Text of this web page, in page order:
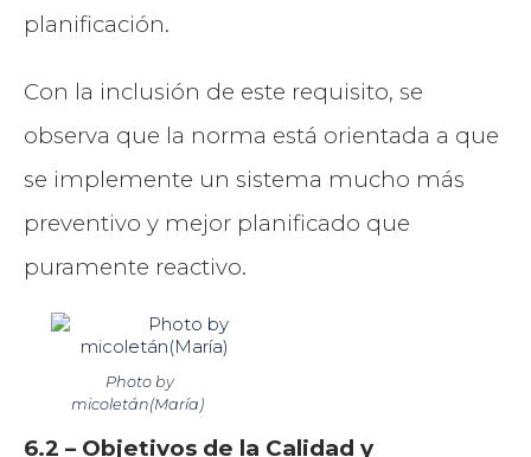
planificación.
Con la inclusión de este requisito, se
observa que la norma está orientada a que
se implemente un sistema mucho más
preventivo y mejor planificado que
puramente reactivo.
Photoby
micoletán(María)
6.2 – Objetivos de la Calidad y